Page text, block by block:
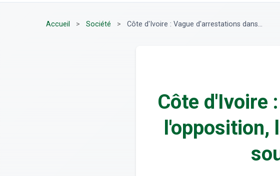
Accueil > Société > Côte d'Ivoire : Vague d'arrestations dans...
Côte d'Ivoire
l'opposition,